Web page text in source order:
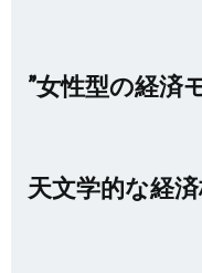
”女性型の経済
天文学的な経